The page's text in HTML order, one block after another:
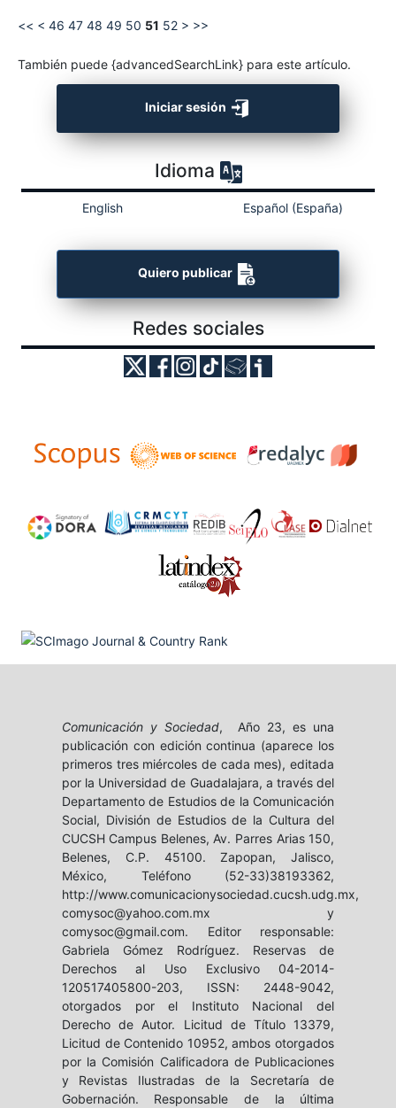
<< < 46 47 48 49 50 51 52 > >>
También puede {advancedSearchLink} para este artículo.
Iniciar sesión
Idioma
English Español (España)
Quiero publicar
Redes sociales
Comunicación y Sociedad, Año 23, es una
publicación con edición continua (aparece los
primeros tres miércoles de cada mes), editada
por la Universidad de Guadalajara, a través del
Departamento de Estudios de la Comunicación
Social, División de Estudios de la Cultura del
CUCSH Campus Belenes, Av. Parres Arias 150,
Belenes, C.P. 45100. Zapopan, Jalisco,
México, Teléfono (52-33)38193362,
http://www.comunicacionysociedad.cucsh.udg.mx,
comysoc@yahoo.com.mx y
comysoc@gmail.com. Editor responsable:
Gabriela Gómez Rodríguez. Reservas de
Derechos al Uso Exclusivo 04-2014-
120517405800-203, ISSN: 2448-9042,
otorgados por el Instituto Nacional del
Derecho de Autor. Licitud de Título 13379,
Licitud de Contenido 10952, ambos otorgados
por la Comisión Calificadora de Publicaciones
y Revistas Ilustradas de la Secretaría de
Gobernación. Responsable de la última